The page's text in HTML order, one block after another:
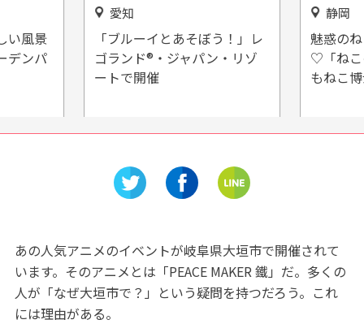
そぼう！」レ
ャパン・リゾ
魅惑のねこだらけスポット
♡「ねこの博物館」であなた
もねこ博士！
あの人気アニメのイベントが岐阜県大垣市で開催されて
います。そのアニメとは「PEACE MAKER 鐵」だ。多くの
人が「なぜ大垣市で？」という疑問を持つだろう。これ
には理由がある。